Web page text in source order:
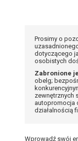
Prosimy o
dotyczącego
osobistych
Zabronione
obelg;
zewnętrznych
autopromocja
działalnością
Wprowadź swój